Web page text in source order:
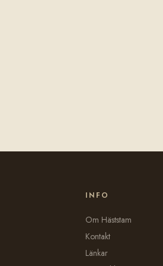
INFO
Om Häststam
Kontakt
Länkar